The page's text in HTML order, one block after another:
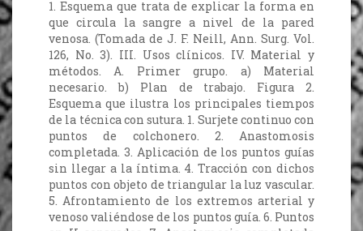
1. Esquema que trata de explicar la forma en
que circula la sangre a nivel de la pared
venosa. (Tomada de J. F. Neill, Ann. Surg. Vol.
126, No. 3). III. Usos clínicos. IV. Material y
métodos. A. Primer grupo. a) Material
necesario. b) Plan de trabajo. Figura 2.
Esquema que ilustra los principales tiempos
de la técnica con sutura. 1. Surjete continuo con
puntos de colchonero. 2. Anastomosis
completada. 3. Aplicación de los puntos guías
sin llegar a la íntima. 4. Tracción con dichos
puntos con objeto de triangular la luz vascular.
5. Afrontamiento de los extremos arterial y
venoso valiéndose de los puntos guía. 6. Puntos